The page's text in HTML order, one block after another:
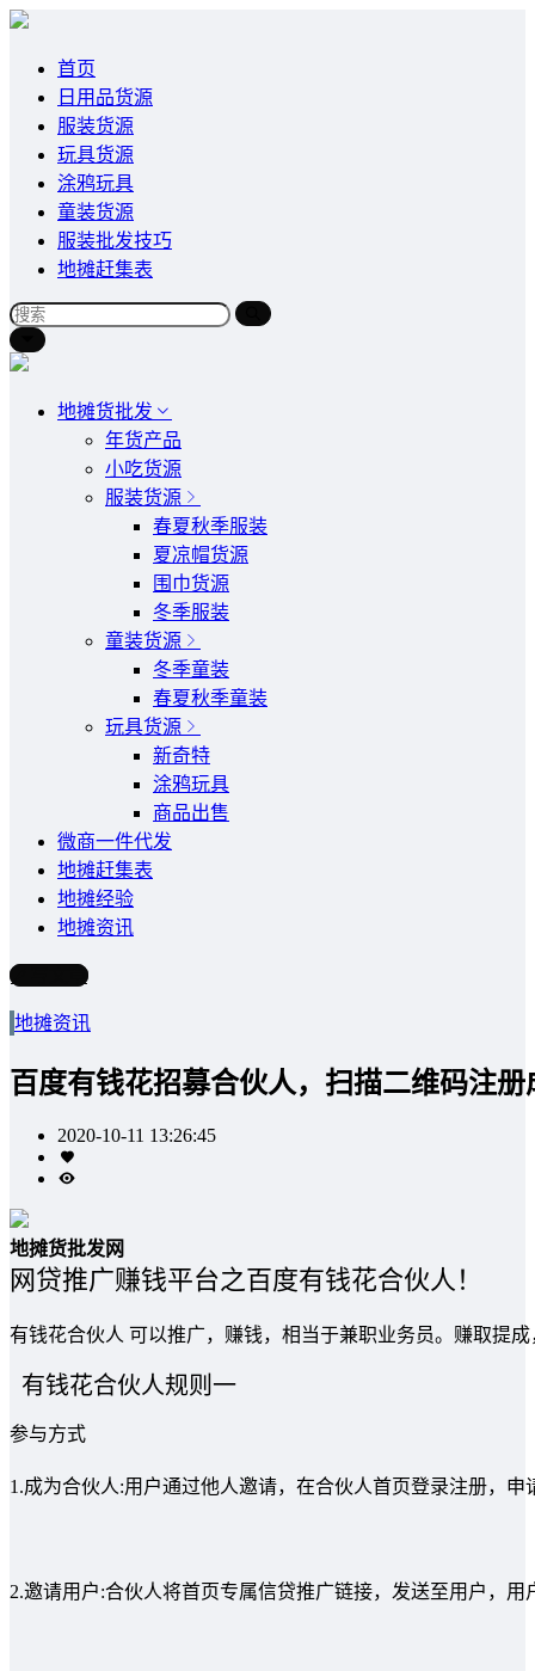
首页
日用品货源
服装货源
玩具货源
涂鸦玩具
童装货源
服装批发技巧
地摊赶集表
地摊货批发
年货产品
小吃货源
服装货源
春夏秋季服装
夏凉帽货源
围巾货源
冬季服装
童装货源
冬季童装
春夏秋季童装
玩具货源
新奇特
涂鸦玩具
商品出售
微商一件代发
地摊赶集表
地摊经验
地摊资讯
写文章
地摊资讯
百度有钱花招募合伙人，扫描二维码注
2020-10-11 13:26:45
地摊货批发网
网贷推广赚钱平台之百度有钱花合伙人！
有钱花合伙人 可以推广，赚钱，相当于兼职业务员。赚取提成
有钱花合伙人规则一
参与方式
1.成为合伙人:用户通过他人邀请，在合伙人首页登录注册，申
2.邀请用户:合伙人将首页专属信贷推广链接，发送至用户，